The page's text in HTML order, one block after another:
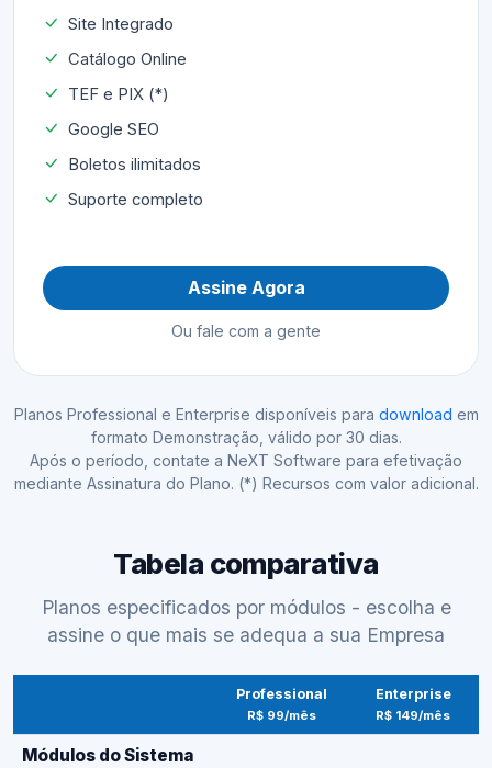
Site Integrado
Catálogo Online
TEF e PIX (*)
Google SEO
Boletos ilimitados
Suporte completo
Assine Agora
Ou fale com a gente
Planos Professional e Enterprise disponíveis para download em
formato Demonstração, válido por 30 dias.
Após o período, contate a NeXT Software para efetivação
mediante Assinatura do Plano. (*) Recursos com valor adicional.
Tabela comparativa
Planos especificados por módulos - escolha e
assine o que mais se adequa a sua Empresa
Professional
R$ 99/mês
Enterprise
R$ 149/mês
Módulos do Sistema